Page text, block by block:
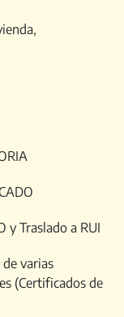
y Traslado a RUI
de varias
(Certificados de